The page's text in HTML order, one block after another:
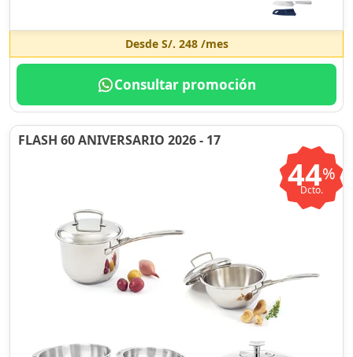
Desde S/. 248/mes
Consultar promoción
FLASH 60 ANIVERSARIO 2026 - 17
44%
Dcto.